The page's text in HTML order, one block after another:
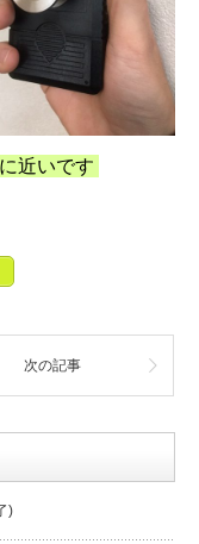
近いです
次の記事
)